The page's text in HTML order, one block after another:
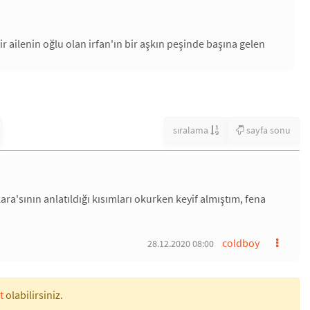
oğlu olan irfan'ın bir aşkın peşinde başına gelen
sıralama sayfa sonu
anlatıldığı kısımları okurken keyif almıştım, fena
coldboy
28.12.2020 08:00
olabilirsiniz.